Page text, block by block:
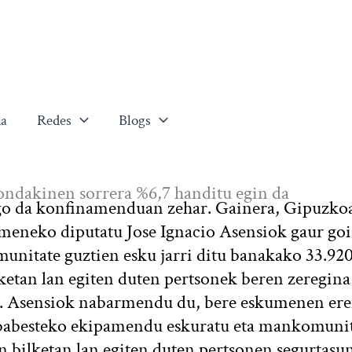
Redes Blogs
sorrera %6,7 handitu egin da
da konfinamenduan zehar. Gainera,
diputatu Jose Ignacio Asensiok gaur
guztien esku jarri ditu banakako
lan egiten duten pertsonek beren
nabarmendu du, bere eskumenen
ekipamendu eskuratu eta